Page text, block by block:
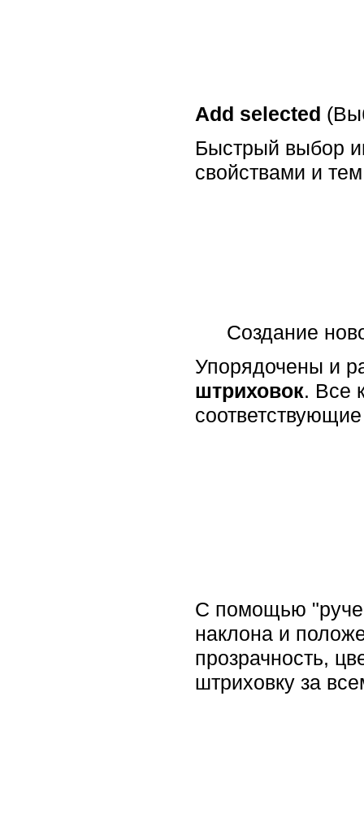
Add selected
Быстрый выбор
свойствами и
Создание
Упорядочены и
штриховок. Все
С помощью
наклона и
прозрачность,
штриховку за